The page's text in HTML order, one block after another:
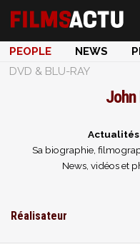
PEOPLE NEWS
DVD & BLU-RAY
John
Actualités
Sa biographie,
News, vidéos et
Réalisateur